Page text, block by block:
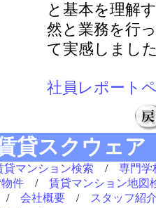
と基本を理解
然と業務を行
て実感しまし
社員レポート
貸スクウェ
貸マンション検索 / 専門学
件 / 賃貸マンション地図
/ 会社概要 /
スタッフ紹